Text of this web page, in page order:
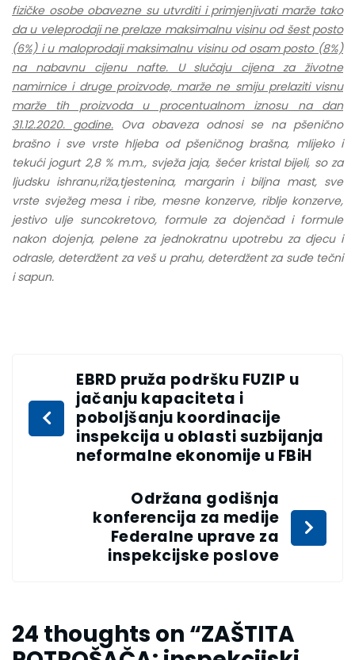
fizičke osobe obavezne su utvrditi i primjenjivati marže tako
da u veleprodaji ne prelaze maksimalnu visinu od šest posto
(6%) i u maloprodaji maksimalnu visinu od osam posto (8%)
na nabavnu cijenu nafte. U slučaju cijena za životne
namirnice i druge proizvode, marže ne smiju prelaziti visnu
marže tih proizvoda u procentualnom iznosu na dan
31.12.2020. godine. Ova obaveza odnosi se napšenično
brašno i sve vrste hljeba od pšeničnog brašna, mlijeko i
tekući jogurt 2,8 % m.m., svježa jaja, šećer kristal bijeli, so za
ljudsku ishranu,riža,tjestenina, margarin i biljna mast, sve
vrste svježeg mesa i ribe, mesne konzerve, riblje konzerve,
jestivo ulje suncokretovo, formule za dojenčad i formule
nakon dojenja, pelene za jednokratnu upotrebu za djecu i
odrasle, deterdžent za veš u prahu, deterdžent za suđe tečni
i sapun.
EBRD pruža podršku FUZIP u
jačanju kapaciteta i
poboljšanju koordinacije
inspekcija u oblasti suzbijanja
neformalne ekonomije u FBiH
Održana godišnja
konferencija za medije
Federalne uprave za
inspekcijske poslove
24 thoughts on “ZAŠTITA